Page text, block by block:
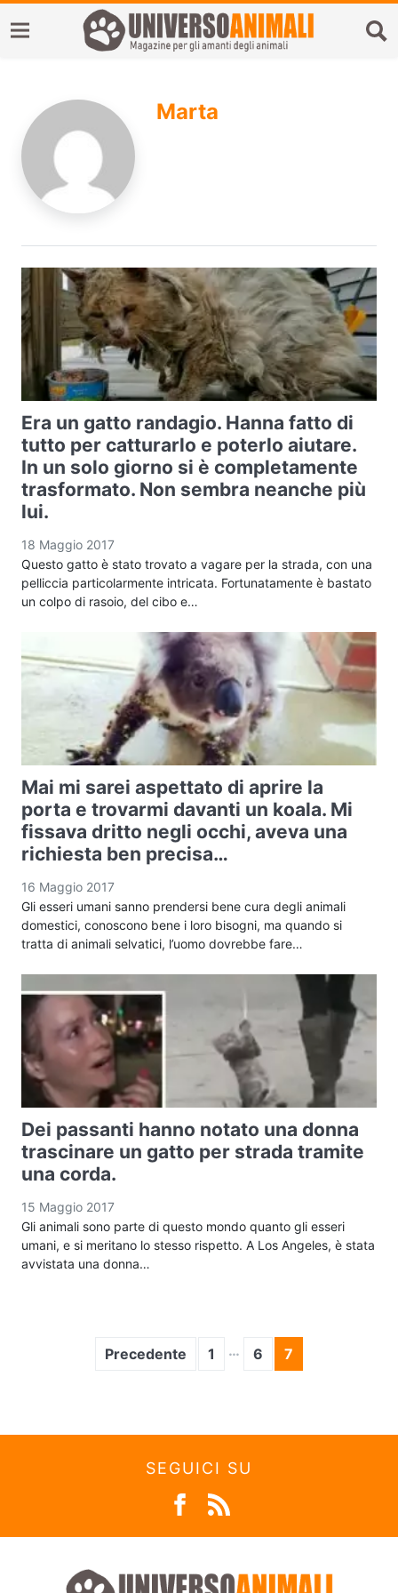
Marta
Era un gatto randagio. Hanna fatto di
tutto per catturarlo e poterlo aiutare.
In un solo giorno si è completamente
trasformato. Non sembra neanche più
lui.
18 Maggio 2017
Questo gatto è stato trovato a vagare per la strada, con una
pelliccia particolarmente intricata. Fortunatamente è bastato
un colpo di rasoio, del cibo e…
Mai mi sarei aspettato di aprire la
porta e trovarmi davanti un koala. Mi
fissava dritto negli occhi, aveva una
richiesta ben precisa…
16 Maggio 2017
Gli esseri umani sanno prendersi bene cura degli animali
domestici, conoscono bene i loro bisogni, ma quando si
tratta di animali selvatici, l’uomo dovrebbe fare…
Dei passanti hanno notato una donna
trascinare un gatto per strada tramite
una corda.
15 Maggio 2017
Gli animali sono parte di questo mondo quanto gli esseri
umani, e si meritano lo stesso rispetto. A Los Angeles, è stata
avvistata una donna…
Precedente 1 … 6 7
SEGUICI SU